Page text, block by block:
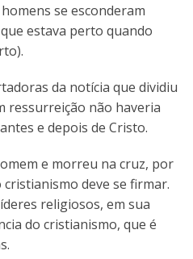
se esconderam
estava perto quando
da notícia que dividiu
ressurreição não haveria
e depois de Cristo.
e morreu na cruz, por
deve se firmar.
religiosos, em sua
do cristianismo, que é